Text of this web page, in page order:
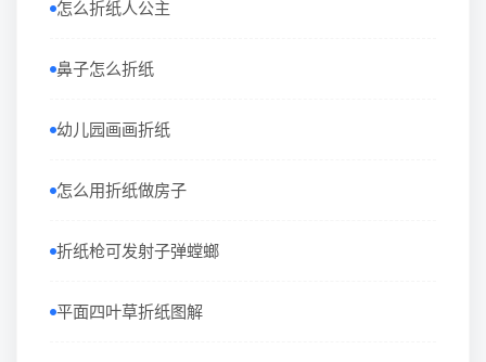
怎么折纸人公主
鼻子怎么折纸
幼儿园画画折纸
怎么用折纸做房子
折纸枪可发射子弹螳螂
平面四叶草折纸图解